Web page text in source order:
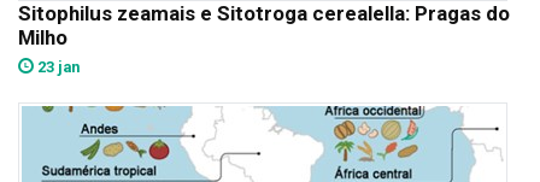
Sitophilus zeamais e Sitotroga cerealella: Pragas do
Milho
23 jan